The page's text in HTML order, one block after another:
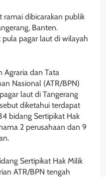
ramai dibicarakan publik
Banten.
pagar laut di wilayah
Agraria dan Tata
Nasional (ATR/BPN)
laut di Tangerang
diketahui terdapat
bidang Sertipikat Hak
2 perusahaan dan 9
Sertipikat Hak Milik
ATR/BPN tengah